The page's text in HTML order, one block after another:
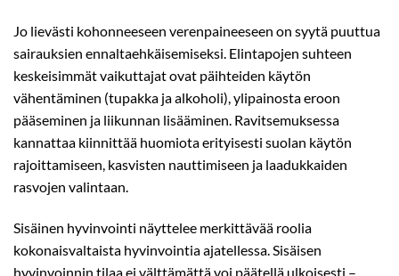
Jo lievästi kohonneeseen verenpaineeseen on syytä puuttua
sairauksien ennaltaehkäisemiseksi. Elintapojen suhteen
keskeisimmät vaikuttajat ovat päihteiden käytön
vähentäminen (tupakka ja alkoholi), ylipainosta eroon
pääseminen ja liikunnan lisääminen. Ravitsemuksessa
kannattaa kiinnittää huomiota erityisesti suolan käytön
rajoittamiseen, kasvisten nauttimiseen ja laadukkaiden
rasvojen valintaan.
Sisäinen hyvinvointi näyttelee merkittävää roolia
kokonaisvaltaista hyvinvointia ajatellessa. Sisäisen
hyvinvoinnin tilaa ei välttämättä voi päätellä ulkoisesti –